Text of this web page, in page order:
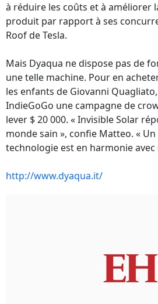
à réduire les coûts et à améliorer
produit par rapport à ses
Roof de Tesla.
Mais Dyaqua ne dispose pas de
une telle machine. Pour en
les enfants de Giovanni
IndieGoGo une campagne de
lever $ 20 000. « Invisible Solar
monde sain », confie Matteo. «
technologie est en harmonie avec
http://www.dyaqua.it/